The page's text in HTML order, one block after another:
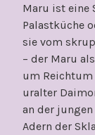
Maru ist eine
Palastküche
sie vom
– der Maru
um
uralter
an der jungen
Adern der